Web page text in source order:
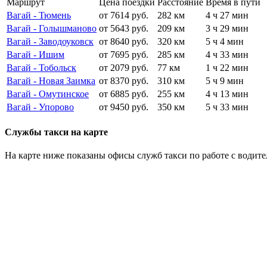
Вагай - Тюмень
от 7614 руб. 282 км
4 ч 27 мин
Вагай - Голышманово от 5643 руб. 209 км
3 ч 29 мин
Вагай - Заводоуковск от 8640 руб. 320 км
5 ч 4 мин
Вагай - Ишим
от 7695 руб. 285 км
4 ч 33 мин
Вагай - Тобольск
от 2079 руб. 77 км
1 ч 22 мин
Вагай - Новая Заимка от 8370 руб. 310 км
5 ч 9 мин
Вагай - Омутинское
от 6885 руб. 255 км
4 ч 13 мин
Вагай - Упорово
от 9450 руб. 350 км 5 ч 33 мин
Службы такси на карте
На карте ниже показаны офисы служб такси по работе с